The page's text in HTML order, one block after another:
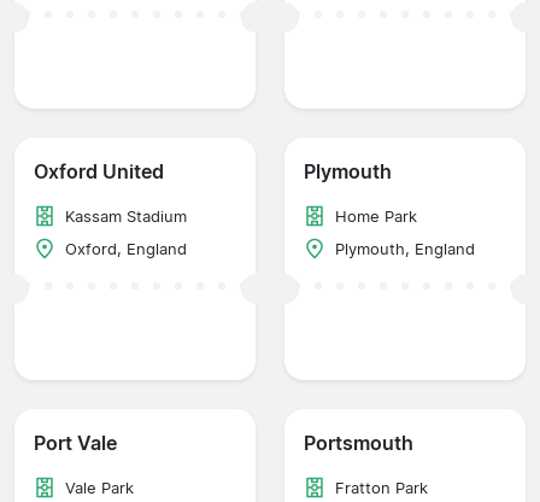
Oxford United
Kassam Stadium
Oxford, England
Plymouth
Home Park
Plymouth, England
Port Vale
Vale Park
Portsmouth
Fratton Park